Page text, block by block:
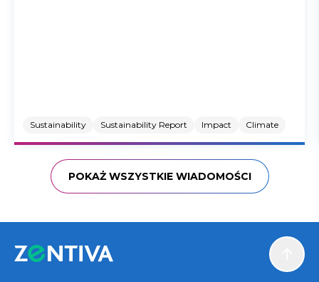
Sustainability Sustainability Report Impact Climate
POKAŻ WSZYSTKIE WIADOMOŚCI